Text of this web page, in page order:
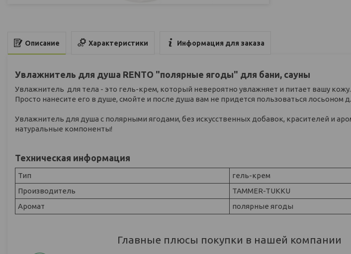
Описание Характеристики Информация для заказа
Увлажнитель для душа RENTO "полярные ягоды" для бани, сауны
Увлажнитель для тела - это гель-крем, который невероятно увлажняет и питает вашу кожу.
Просто нанесите его в душе, смойте и после душа вам не придется пользоваться лосьоном
Увлажнитель для душа с полярными ягодами, без искусственных добавок, красителей и
натуральные компоненты!
Техническая информация
Тип
гель-крем
Производитель
TAMMER-TUKKU
Аромат
полярные ягоды
Главные плюсы покупки в нашей компании